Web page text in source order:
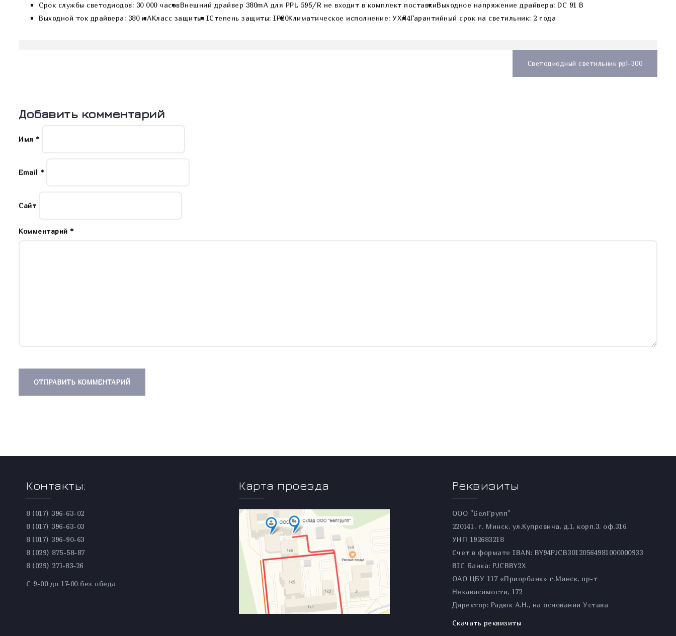
Срок службы светодиодов: 30 000 часовВнешний драйвер 380mA для PPL 595/R не входит в комплект поставкиВыходное напряжение драйвера: DC 91 В
Выходной ток драйвера: 380 мАКласс защиты: IСтепень защиты: IP20Климатическое исполнение: УХЛ4Гарантийный срок на светильник: 2 года
Светодиодный светильник ppl-300
Добавить комментарий
Имя *
Email *
Сайт
Комментарий *
Контакты:
8 (017) 396-63-02
8 (017) 396-63-03
8 (017) 396-90-63
8 (029) 875-58-87
8 (029) 271-83-26
С 9-00 до 17-00 без обеда
Карта проезда Реквизиты
ООО "БелГрупп"
220141, г. Минск, ул.Купревича, д.1, корп.3, оф.316
УНП 192683218
Счет в формате IBAN: BY94PJCB30120564981000000933
BIC Банка: PJCBBY2X
ОАО ЦБУ 117 «Приорбанк» г.Минск, пр-т
Независимости, 172
Директор: Радюк А.Н., на основании Устава
Скачать реквизиты